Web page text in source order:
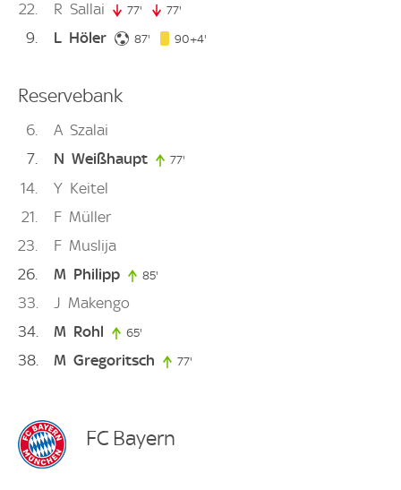
22 R Sallai 77' 77. minute
77'
9 L Höler 87' 87. minute
90+4'
Reservebank
6 A Szalai
7
N Weißhaupt 77'
14 Y Keitel
21
F Müller
23
F Muslija
26
M Philipp 85'
33 J Makengo
34
M Rohl 65'
38 M Gregoritsch 77'
FC Bayern